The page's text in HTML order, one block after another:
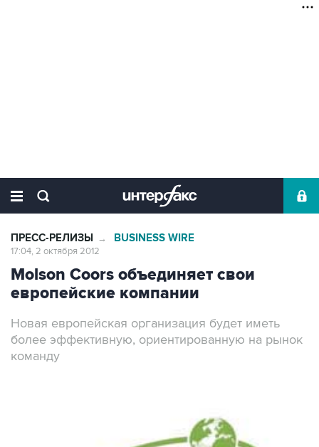
ПРЕСС-РЕЛИЗЫ → BUSINESS WIRE
17:04, 2 октября 2012
Molson Coors объединяет свои
европейские компании
Новая европейская организация будет иметь
более эффективную, ориентированную на рынок
команду